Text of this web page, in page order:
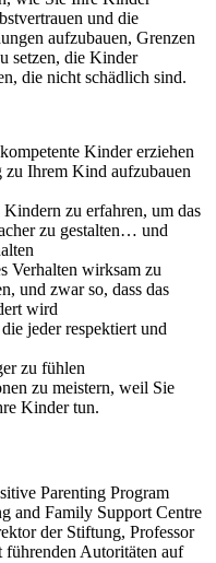
und die
aufzubauen, Grenzen
setzen, die Kinder
die nicht schädlich sind.
Kinder erziehen
zu Ihrem Kind aufzubauen
zu erfahren, um das
zu gestalten… und
Verhalten wirksam zu
und zwar so, dass das
wird
jeder respektiert und
zu fühlen
zu meistern, weil Sie
Kinder tun.
Parenting Program
and Family Support Centre
der Stiftung, Professor
Autoritäten auf